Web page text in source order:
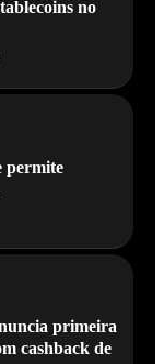
no
permite
primeira
cashback de